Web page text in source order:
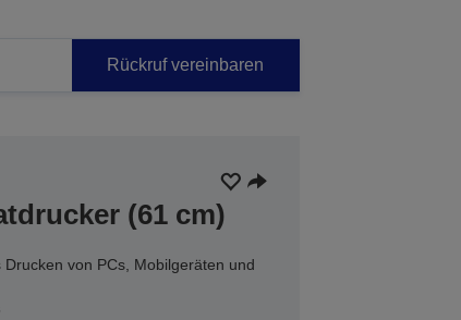
Rückruf vereinbaren
(61 cm)
von PCs, Mobilgeräten und